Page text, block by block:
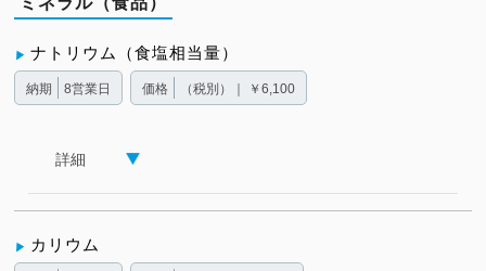
ナトリウム（食塩相当量）
納期 8営業日 価格 （税別）｜ ￥6,100
詳細
カリウム